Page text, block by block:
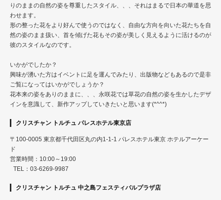
りのままの自然の姿を尊重したスタイル、、、それはまるで日本の華道を思
わせます。
形の整った花をより好んで使うのではなく、自由な方向を向いた花たちを自
然の姿のまま扱い、首を傾げた花もその姿が美しく見えるように活けるのが
彼のスタイルなのです。
いかがでしたか？
興味が湧いた方はイベントに足を運んでみたり、出版物などもあるので是非
ご覧になってはいかがでしょうか？
花本来の姿をありのままに、、、永咲花では草花の自然の姿を生かしたデザ
インを意識して、新作アップしていきたいと思います(*^^*)
クリスチャン トルチュ パレスホテル東京店
〒100-0005 東京都千代田区丸の内1-1-1 パレスホテル東京 ホテルアーケー
ド
営業時間：10:00～19:00
TEL：03-6269-9987
クリスチャン トルチュ 中之島フェスティバルプラザ店